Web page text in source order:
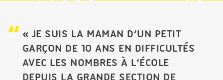
« JE SUIS LA MAMAN D’UN PETIT
GARÇON DE 10 ANS EN DIFFICULTÉS
AVEC LES NOMBRES À L’ÉCOLE
DEPUIS LA GRANDE SECTION DE